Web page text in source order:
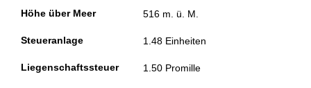
Höhe über Meer 516 m. ü. M.
Steueranlage 1.48 Einheiten
Liegenschaftssteuer 1.50 Promille